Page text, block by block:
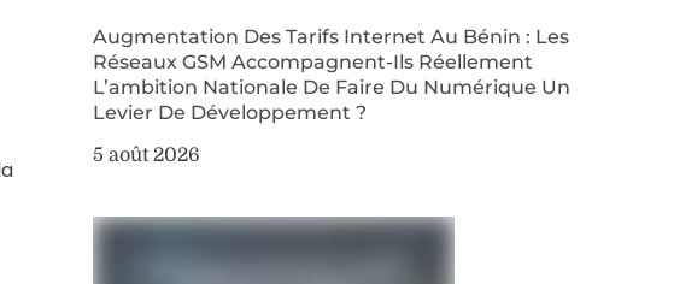
Augmentation Des Tarifs Internet Au Bénin : Les
Réseaux GSM Accompagnent-Ils Réellement
L’ambition Nationale De Faire Du Numérique Un
Levier De Développement ?
5 août 2026